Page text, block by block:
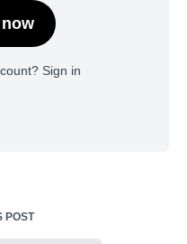
Sign in
POST